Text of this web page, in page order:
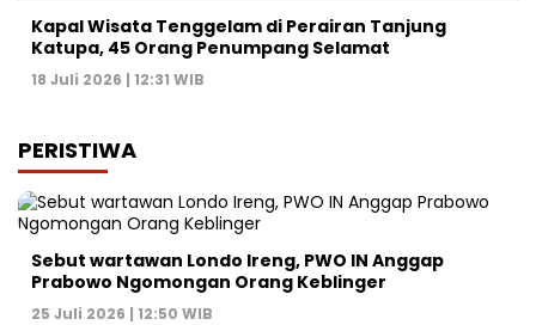
Kapal Wisata Tenggelam di Perairan Tanjung
Katupa, 45 Orang Penumpang Selamat
18 Juli 2026 | 12:31 WIB
PERISTIWA
Sebut wartawan Londo Ireng, PWO IN Anggap
Prabowo Ngomongan Orang Keblinger
25 Juli 2026 | 12:50 WIB